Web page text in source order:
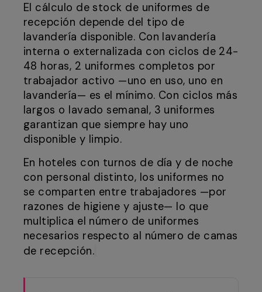
El cálculo de stock de uniformes de
recepción depende del tipo de
lavandería disponible. Con lavandería
interna o externalizada con ciclos de 24-
48 horas, 2 uniformes completos por
trabajador activo —uno en uso, uno en
lavandería— es el mínimo. Con ciclos más
largos o lavado semanal, 3 uniformes
garantizan que siempre hay uno
disponible y limpio.
En hoteles con turnos de día y de noche
con personal distinto, los uniformes no
se comparten entre trabajadores —por
razones de higiene y ajuste— lo que
multiplica el número de uniformes
necesarios respecto al número de camas
de recepción.